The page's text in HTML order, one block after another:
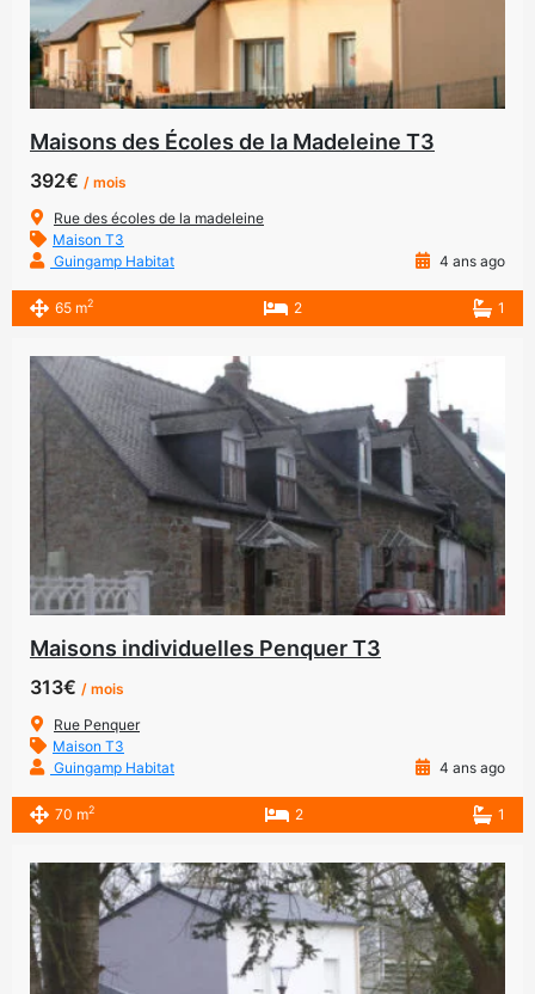
Maisons des Écoles de la Madeleine T3
392€ / mois
Rue des écoles de la madeleine
Maison T3
Guingamp Habitat
4 ans ago
65 m2 2 1
Maisons individuelles Penquer T3
313€ / mois
Rue Penquer
Maison T3
Guingamp Habitat
4 ans ago
70 m2 2 1